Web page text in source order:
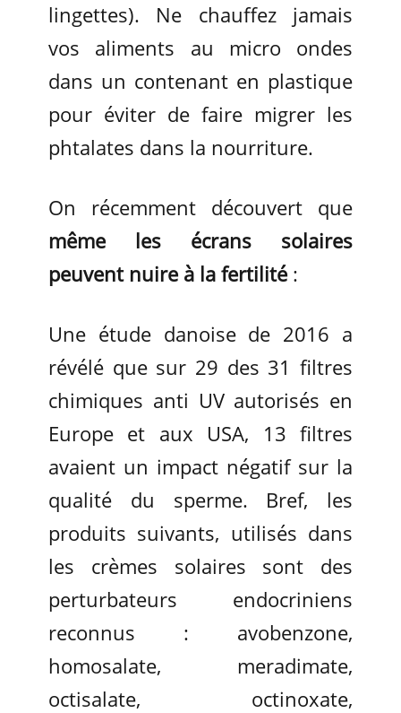
lingettes). Ne chauffez jamais
vos aliments au micro ondes
dans un contenant en plastique
pour éviter de faire migrer les
phtalates dans la nourriture.
On récemment découvert que
même les écrans solaires
peuvent nuire à la fertilité :
Une étude danoise de 2016 a
révélé que sur 29 des 31 filtres
chimiques anti UV autorisés en
Europe et aux USA, 13 filtres
avaient un impact négatif sur la
qualité du sperme. Bref, les
produits suivants, utilisés dans
les crèmes solaires sont des
perturbateurs endocriniens
reconnus : avobenzone,
homosalate, meradimate,
octisalate, octinoxate,